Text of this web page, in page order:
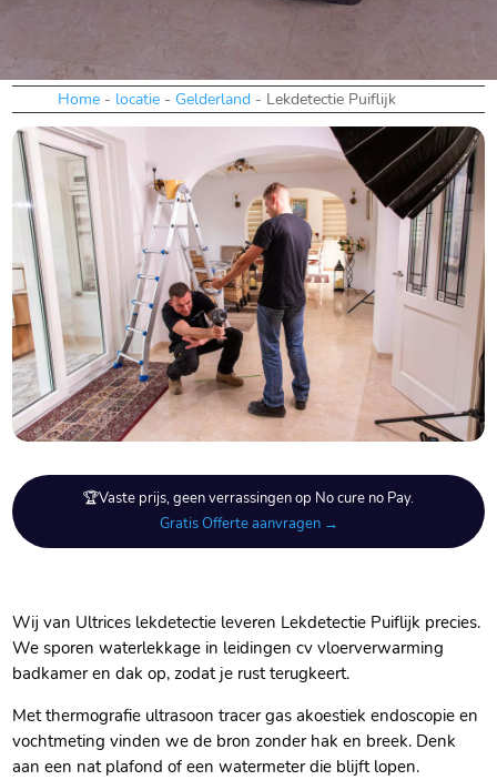
Home- locatie- Gelderland - Lekdetectie Puiflijk
🏆Vaste prijs, geen verrassingen op No cure no Pay.
Gratis Offerte aanvragen →
Wij van Ultrices lekdetectie leveren Lekdetectie Puiflijk precies.
We sporen waterlekkage in leidingen cv vloerverwarming
badkamer en dak op, zodat je rust terugkeert.
Met thermografie ultrasoon tracer gas akoestiek endoscopie en
vochtmeting vinden we de bron zonder hak en breek. Denk
aan een nat plafond of een watermeter die blijft lopen.